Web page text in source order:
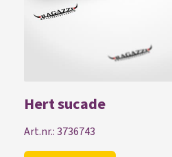
Hert sucade
Art.nr.: 3736743